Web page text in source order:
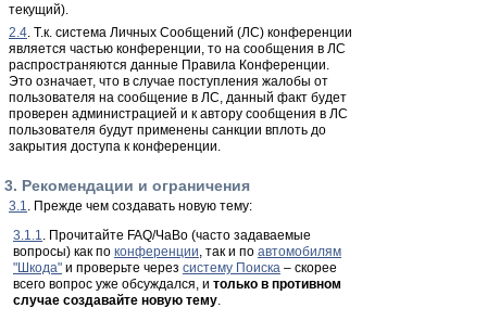
текущий).
2.4. Т.к. система Личных Сообщений (ЛС) конференции
является частью конференции, то на сообщения в ЛС
распространяются данные Правила Конференции.
Это означает, что в случае поступления жалобы от
пользователя на сообщение в ЛС, данный факт будет
проверен администрацией и к автору сообщения в ЛС
пользователя будут применены санкции вплоть до
закрытия доступа к конференции.
3. Рекомендации и ограничения
3.1. Прежде чем создавать новую тему:
3.1.1. Прочитайте FAQ/ЧаВо (часто задаваемые
вопросы) как по конференции, так и по автомобилям
"Шкода" и проверьте через систему Поиска – скорее
всего вопрос уже обсуждался, и только в противном
случае создавайте новую тему.